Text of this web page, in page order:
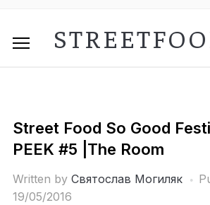
Street Food So Good
PEEK #5 |The Room
Written by Святослав Могиляк
19/05/2016